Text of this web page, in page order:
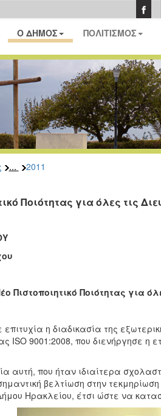
Ο ΔΗΜΟΣ ΠΟΛΙΤΙΣΜΟΣ
... 2011
Ποιότητας για όλες τις
Πιστοποιητικό Ποιότητας για
η διαδικασία της
ISO 9001:2008, που διενήργησε η
αυτή, που ήταν ιδιαίτερα
βελτίωση στην
Ηρακλείου, έτσι ώστε να